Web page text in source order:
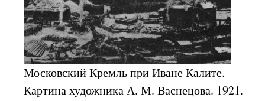
Московский Кремль при Иване Калите.
Картина художника А. М. Васнецова. 1921.